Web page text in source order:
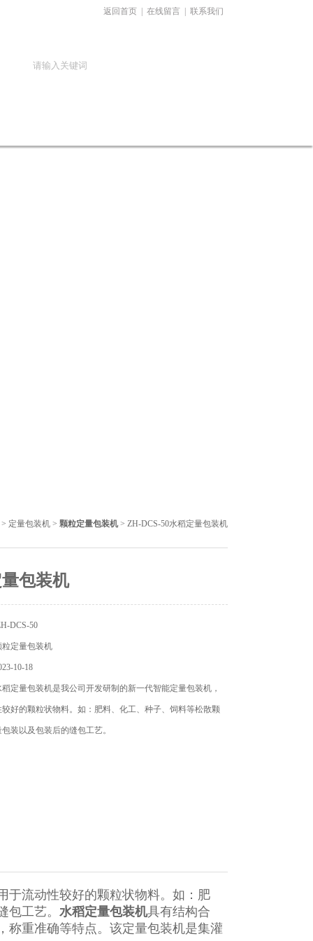
返回首页 在线留言 联系我们
> 定量包装机 > 颗粒定量包装机 > ZH-DCS-50水稻定量包装机
包装机
DCS-50
定量包装机
10-18
定量包装机是我公司开发研制的新一代智能定量包装机，
好的颗粒状物料。如：肥料、化工、种子、饲料等松散颗
装以及包装后的缝包工艺。
于流动性较好的颗粒状物料。如：肥
工艺。 水稻定量包装机具有结构合
称重准确等特点。该定量包装机是集灌